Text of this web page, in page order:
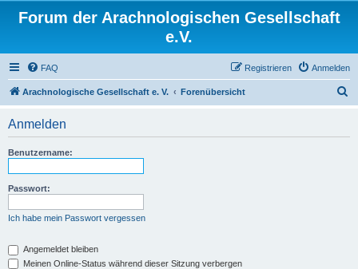
Forum der Arachnologischen Gesellschaft
e.V.
FAQ Anmelden
Registrieren
Arachnologische Gesellschaft e. V. Forenübersicht
Anmelden
Benutzername:
Passwort:
Ich habe mein Passwort vergessen
Angemeldet bleiben
Meinen Online-Status während dieser Sitzung verbergen